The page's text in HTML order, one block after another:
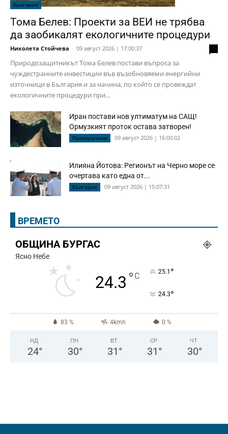
България
Тома Белев: Проекти за ВЕИ не трябва
да заобикалят екологичните процедури
Николета Стойчева - 09 август 2026 | 17:00:37
Природозащитникът Тома Белев постави въпроса за
чуждестранните инвестиции във възобновяеми енергийни
източници в България и за начина, по който се провеждат
екологичните процедури при...
Иран постави нов ултиматум на САЩ!
Ормузкият проток остава затворен!
Препоръчани 09 август 2026 | 16:00:02
Илияна Йотова: Регионът на Черно море се
очертава като една от...
България 09 август 2026 | 15:07:31
ВРЕМЕТО
ОБЩИНА БУРГАС
Ясно Небе
24.3 °C 25.1 °
24.3°
83 % 4kmh 0 %
НД
24°
ПН
30°
ВТ
31 °
СР
31 °
ЧТ
30°